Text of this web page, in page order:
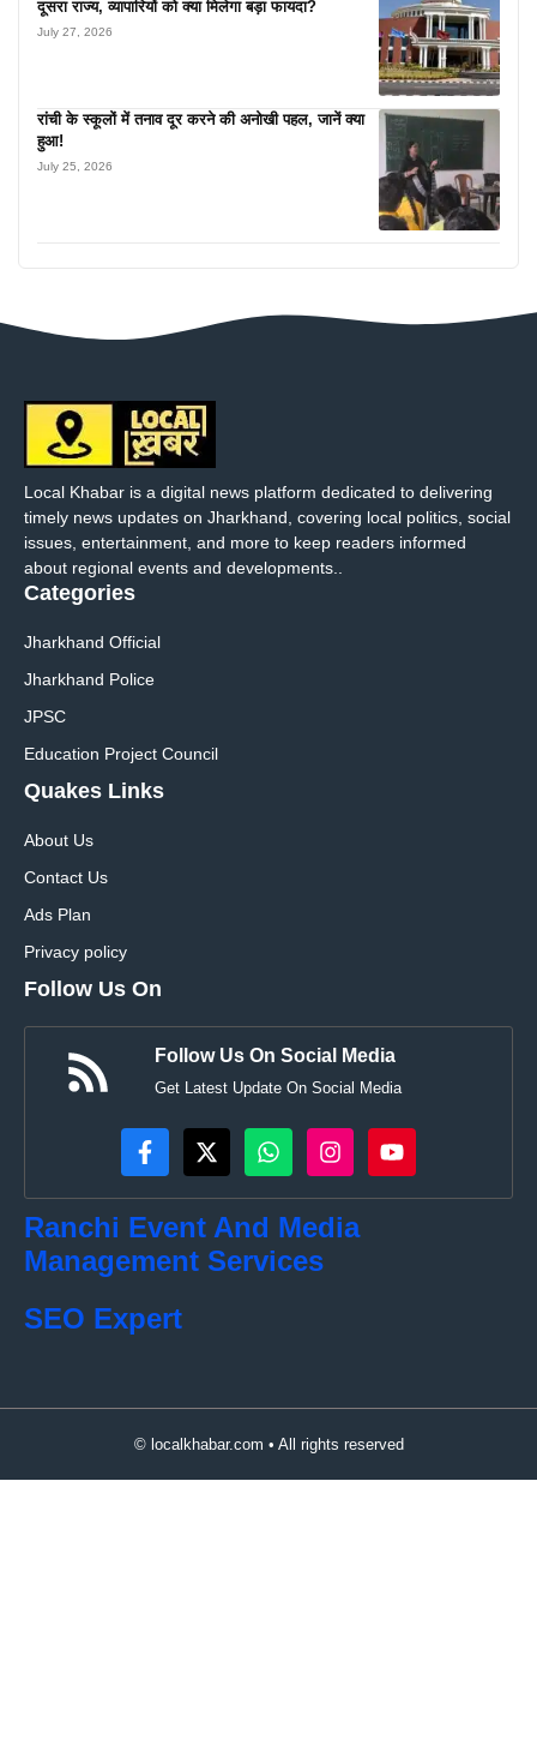
दूसरा राज्य, व्यापारियों को क्या मिलेगा बड़ा फायदा?
July 27, 2026
रांची के स्कूलों में तनाव दूर करने की अनोखी पहल, जानें क्या
हुआ!
July 25, 2026
Local Khabar is a digital news platform dedicated to delivering
timely news updates on Jharkhand, covering local politics, social
issues, entertainment, and more to keep readers informed
about regional events and developments..
Categories
Jharkhand Official
Jharkhand Police
JPSC
Education Project Council
Quakes Links
About Us
Contact Us
Ads Plan
Privacy policy
Follow Us On
Follow Us On Social Media
Get Latest Update On Social Media
Ranchi Event And Media
Management Services
SEO Expert
© localkhabar.com • All rights reserved